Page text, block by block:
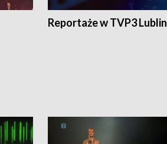
Reportaże w TVP3 Lublin